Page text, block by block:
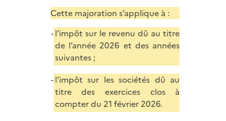
Cette majoration s’applique à :
l’impôt sur le revenu dû au titre
de l’année 2026 et des années
suivantes ;
l’impôt sur les sociétés dû au
titre des exercices clos à
compter du 21 février 2026.